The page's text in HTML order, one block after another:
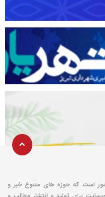
است که حوزه های متنوع خبر و